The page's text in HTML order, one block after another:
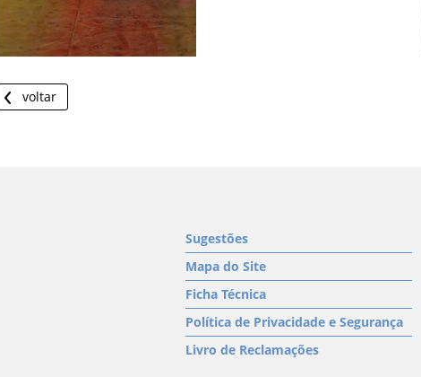
voltar
Sugestões
Mapa do Site
Ficha Técnica
Política de Privacidade e Segurança
Livro de Reclamações